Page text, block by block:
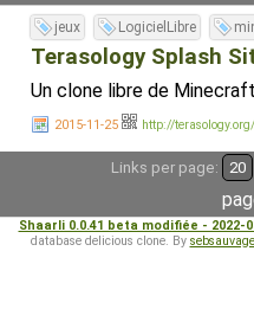
jeux LogicielLibre
Terasology Splash
Un clone libre de
2015-11-25 http://terasology.org/
Links per page: 20
Shaarli 0.0.41 beta modifiée - 2022-
database delicious clone. By